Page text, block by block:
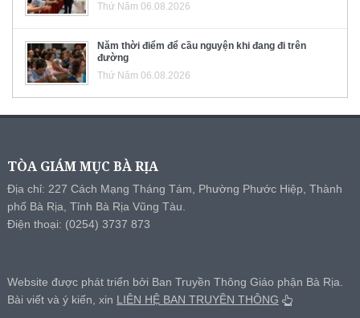
Thứ Năm 06.08.2026
Năm thời điểm để cầu nguyện khi đang đi trên
đường
Thứ Năm 06.08.2026
TÒA GIÁM MỤC BÀ RỊA
Địa chỉ: 227 Cách Mạng Tháng Tám, Phường Phước Hiệp, Thành
phố Bà Rịa, Tỉnh Bà Rịa Vũng Tàu.
Điện thoại: (0254) 3737 873
Website được phát triển bởi Ban Truyền Thông Giáo phận Bà Rịa.
Bài viết và ý kiến, xin LIÊN HỆ BAN TRUYỀN THÔNG